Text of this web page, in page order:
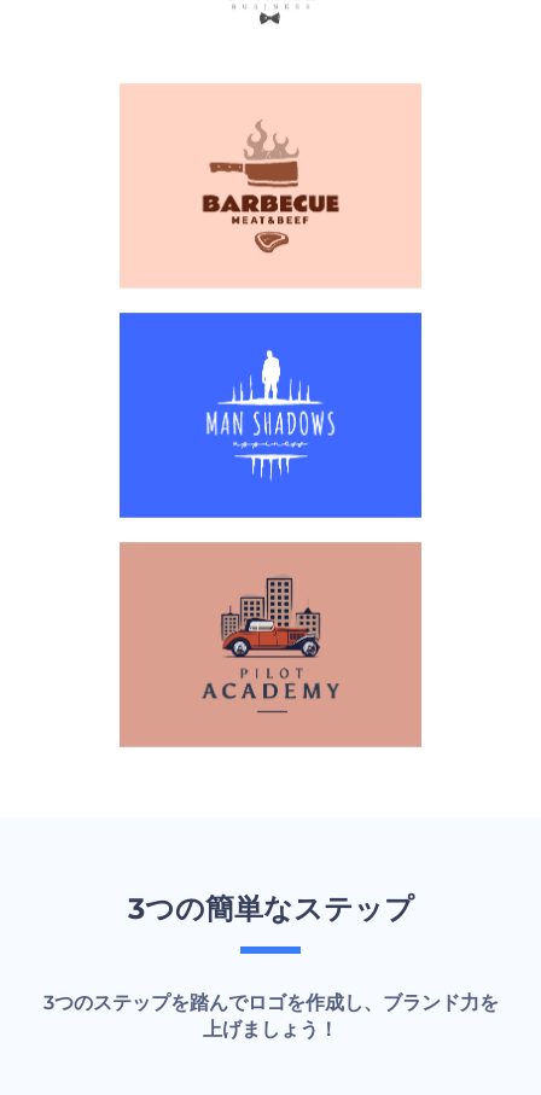
3つの簡単なステップ
3つのステップを踏んでロゴを作成し、ブランド力を
上げましょう！